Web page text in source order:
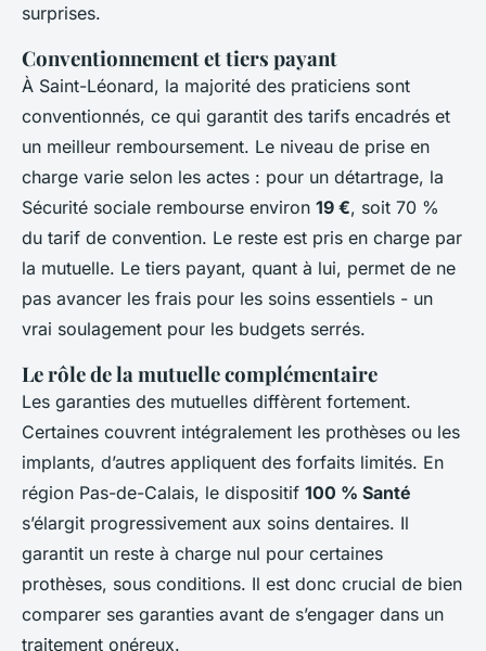
surprises.
Conventionnement et tiers payant
À Saint-Léonard, la majorité des praticiens sont
conventionnés, ce qui garantit des tarifs encadrés et
un meilleur remboursement. Le niveau de prise en
charge varie selon les actes : pour un détartrage, la
Sécurité sociale rembourse environ 19 €, soit 70 %
du tarif de convention. Le reste est pris en charge par
la mutuelle. Le tiers payant, quant à lui, permet de ne
pas avancer les frais pour les soins essentiels - un
vrai soulagement pour les budgets serrés.
Le rôle de la mutuelle complémentaire
Les garanties des mutuelles diffèrent fortement.
Certaines couvrent intégralement les prothèses ou les
implants, d’autres appliquent des forfaits limités. En
région Pas-de-Calais, le dispositif 100 % Santé
s’élargit progressivement aux soins dentaires. Il
garantit un reste à charge nul pour certaines
prothèses, sous conditions. Il est donc crucial de bien
comparer ses garanties avant de s’engager dans un
traitement onéreux.